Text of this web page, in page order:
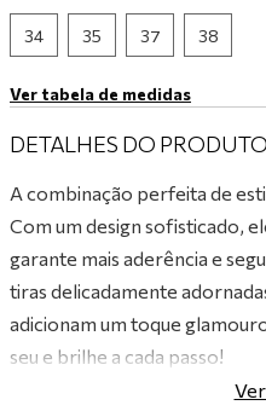
34 35 37 38
Ver tabela de medidas
DETALHES DO PRODUTO
A combinação perfeita de
Com um design sofisticado,
garante mais aderência e
tiras delicadamente
adicionam um toque
seu e brilhe a cada passo!
tênis preto